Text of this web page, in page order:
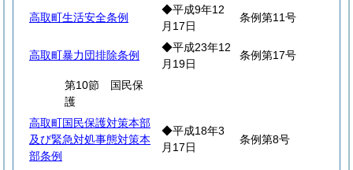
高取町生活安全条例
◆平成9年12
月17日
条例第11号
高取町暴力団排除条例
◆平成23年12
月19日
条例第17号
第10節 国民保
護
高取町国民保護対策本部
及び緊急対処事態対策本
部条例
◆平成18年3
月17日
条例第8号